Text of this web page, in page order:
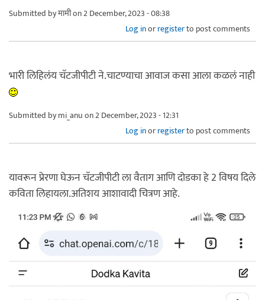
Submitted byमामीon 2 December, 2023 - 08:38
Log inorregisterto post comments
भारी लिहिलंय चॅटजीपीटी ने.चाटण्याचा आवाज कसा आला कळलं नाही
Submitted bymi_anuon 2 December, 2023 - 12:31
Log inorregisterto post comments
यावरून प्रेरणा घेऊन चॅटजीपीटी ला वैताग आणि दोडका हे 2 विषय दिले
कविता लिहायला.अतिशय आशावादी चित्रण आहे.